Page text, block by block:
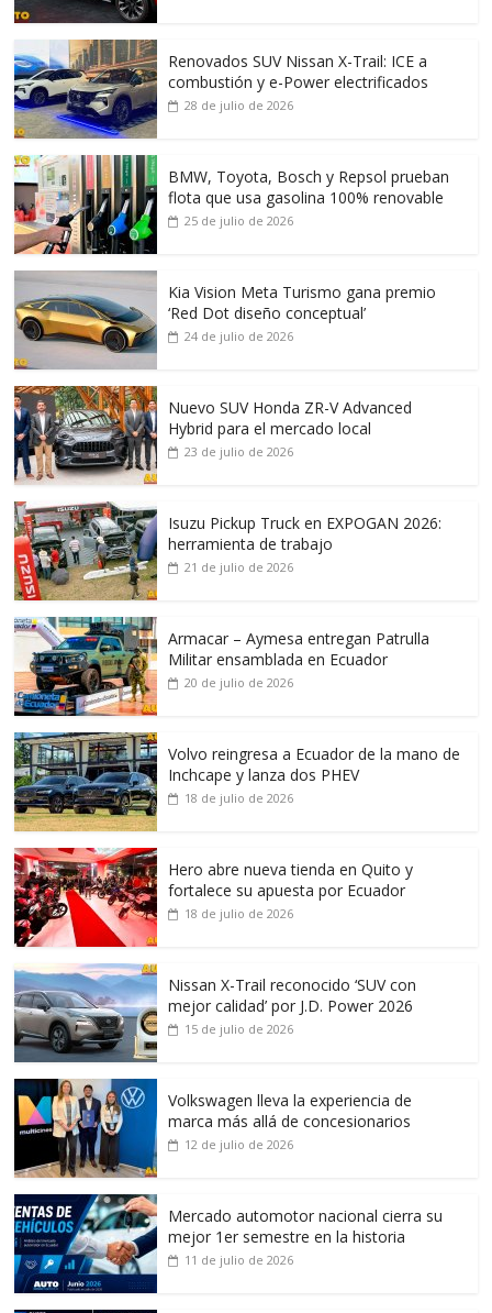
Renovados SUV Nissan X-Trail: ICE a
combustión y e-Power electrificados
28 de julio de 2026
BMW, Toyota, Bosch y Repsol prueban
flota que usa gasolina 100% renovable
25 de julio de 2026
Kia Vision Meta Turismo gana premio
‘Red Dot diseño conceptual’
24 de julio de 2026
Nuevo SUV Honda ZR-V Advanced
Hybrid para el mercado local
23 de julio de 2026
Isuzu Pickup Truck en EXPOGAN 2026:
herramienta de trabajo
21 de julio de 2026
Armacar – Aymesa entregan Patrulla
Militar ensamblada en Ecuador
20 de julio de 2026
Volvo reingresa a Ecuador de la mano de
Inchcape y lanza dos PHEV
18 de julio de 2026
Hero abre nueva tienda en Quito y
fortalece su apuesta por Ecuador
18 de julio de 2026
Nissan X-Trail reconocido ‘SUV con
mejor calidad’ por J.D. Power 2026
15 de julio de 2026
Volkswagen lleva la experiencia de
marca más allá de concesionarios
12 de julio de 2026
Mercado automotor nacional cierra su
mejor 1er semestre en la historia
11 de julio de 2026